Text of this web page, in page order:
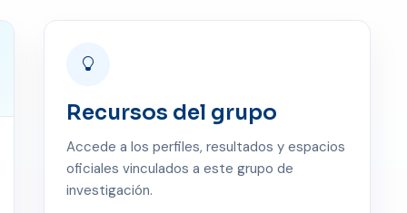
Recursos del grupo
Accede a los perfiles, resultados y espacios
oficiales vinculados a este grupo de
investigación.